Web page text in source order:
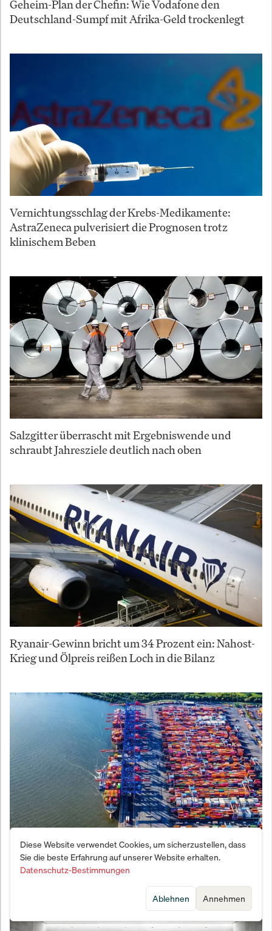
Geheim-Plan der Chefin: Wie Vodafone den
Deutschland-Sumpf mit Afrika-Geld trockenlegt
Vernichtungsschlag der Krebs-Medikamente:
AstraZeneca pulverisiert die Prognosen trotz
klinischem Beben
Salzgitter überrascht mit Ergebniswende und
schraubt Jahresziele deutlich nach oben
Ryanair-Gewinn bricht um 34 Prozent ein: Nahost-
Krieg und Ölpreis reißen Loch in die Bilanz
Hamburger Hafenriese kappt Prognose: Der eigene
Umbau wird zum Bremsklotz
Diese Website verwendet Cookies, um sicherzustellen, dass
Sie die beste Erfahrung auf unserer Website erhalten.
Datenschutz-Bestimmungen
Annehmen
Ablehnen